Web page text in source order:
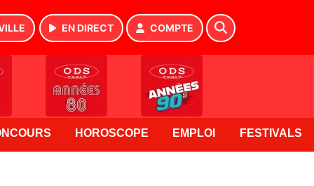
EN DIRECT COMPTE
HOROSCOPE EMPLOI FESTIVALS